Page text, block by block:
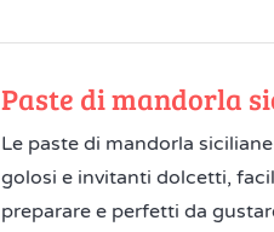
Paste di mandorla
Le paste di mandorla
golosi e invitanti dolcetti,
preparare e perfetti da